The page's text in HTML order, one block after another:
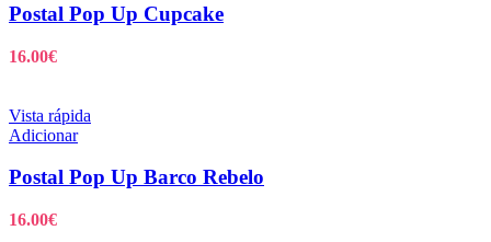
Postal Pop Up Cupcake
16.00€
Vista rápida
Adicionar
Postal Pop Up Barco Rebelo
16.00€